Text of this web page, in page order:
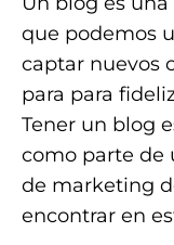
que podemos
captar nuevos
para para
Tener un blog
como parte de
de marketing
encontrar en